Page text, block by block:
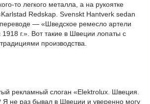
то легкого металла, а на рукоятке
Redskap. Svenskt Hantverk sedan
— «Шведское ремесло артели
г.». Вот такие в Швеции лопаты с
производства.
рекламный слоган «Elektrolux. Швеция.
не раз бывал в Швеции и уверенно могу